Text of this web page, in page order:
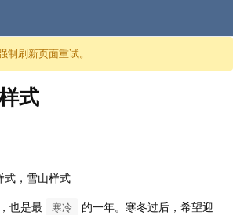
制刷新页面重试。
式
，雪山样式
也是最 寒冷
的一年。寒冬过后，希望迎